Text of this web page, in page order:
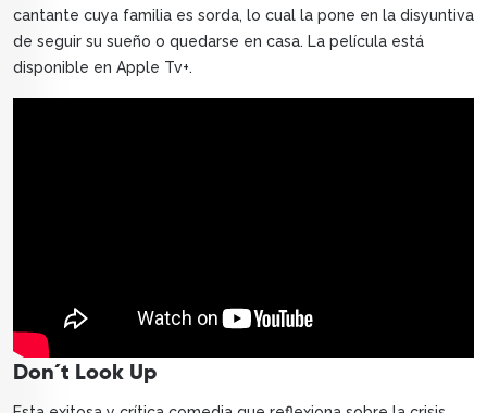
cantante cuya familia es sorda, lo cual la pone en la disyuntiva
de seguir su sueño o quedarse en casa. La película está
disponible en Apple Tv+.
Don´t Look Up